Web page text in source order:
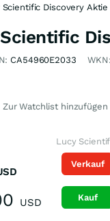
Scientific Discovery Aktie
CA54960E2033 WKN:
Zur Watchlist hinzufügen
USD
Lucy
Verkauf
Kauf